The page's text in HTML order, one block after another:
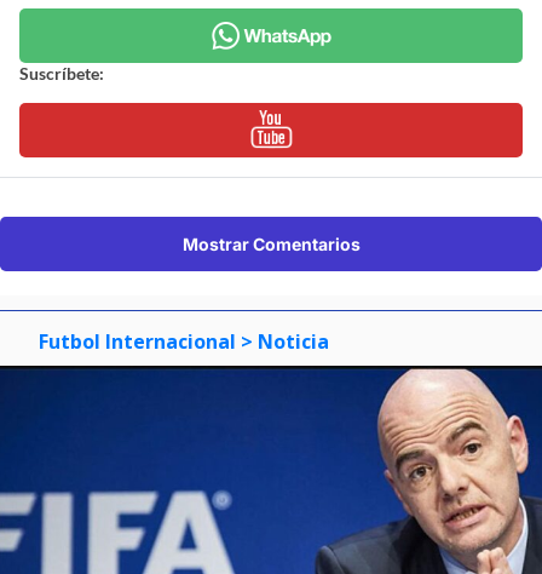
Suscríbete:
Mostrar Comentarios
Futbol Internacional > Noticia